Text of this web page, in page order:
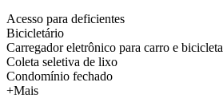
Acesso para deficientes
Bicicletário
Carregador eletrônico para carro e bicicleta
Coleta seletiva de lixo
Condomínio fechado
+Mais